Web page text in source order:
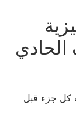
كل جزء قبل